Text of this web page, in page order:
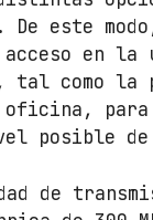
este
en la
tal como la
oficina, para
posible
de